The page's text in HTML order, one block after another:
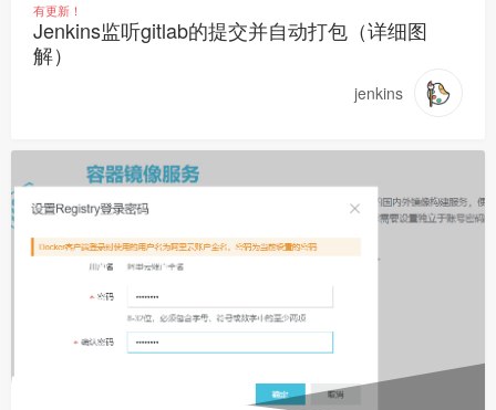
有更新！
Jenkins监听gitlab的提交并自动打包（详细图
解）
jenkins